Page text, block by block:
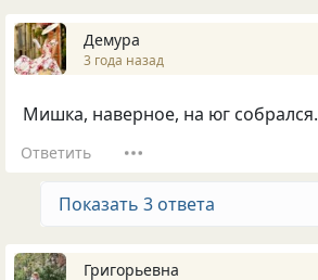
Демура
3 года назад
Мишка, наверное, на юг собрался.
Ответить
Показать 3 ответа
Григорьевна